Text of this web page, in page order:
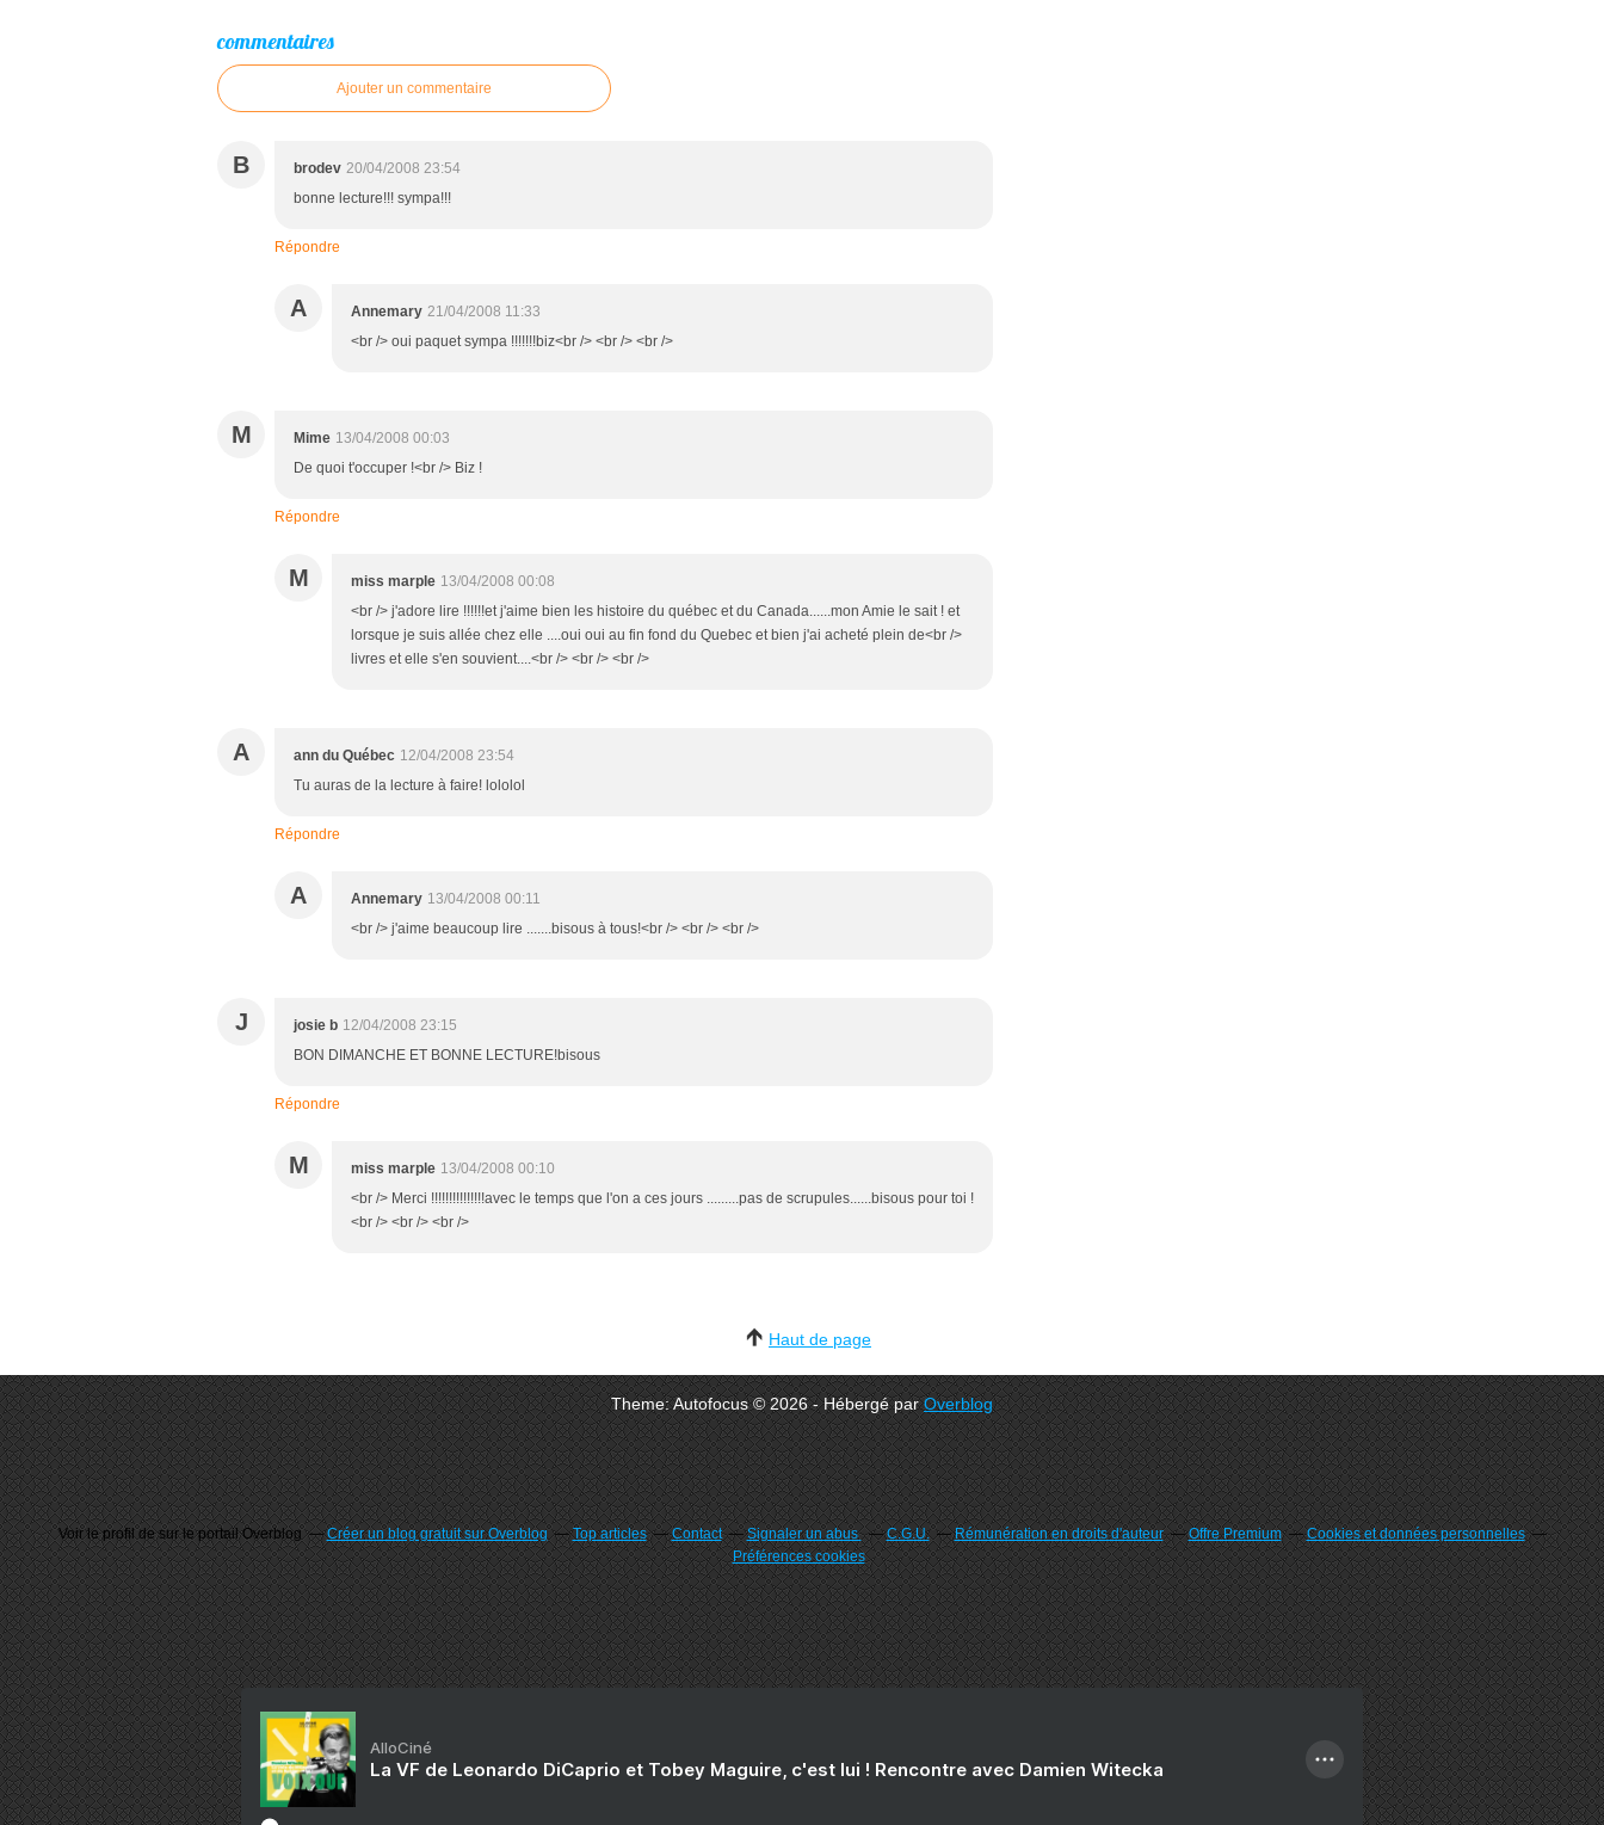
commentaires
Ajouter un commentaire
B brodev 20/04/2008 23:54
bonne lecture!!! sympa!!!
Répondre
A Annemary 21/04/2008 11:33
<br /> oui paquet sympa !!!!!!!biz<br /> <br /> <br />
M Mime 13/04/2008 00:03
De quoi t'occuper !<br /> Biz !
Répondre
M miss marple 13/04/2008 00:08
<br /> j'adore lire !!!!!!et j'aime bien les histoire du québec et du Canada......mon Amie le sait ! et
lorsque je suis allée chez elle ....oui oui au fin fond du Quebec et bien j'ai acheté plein de<br />
livres et elle s'en souvient....<br /> <br /> <br />
A ann du Québec 12/04/2008 23:54
Tu auras de la lecture à faire! lololol
Répondre
A Annemary 13/04/2008 00:11
<br /> j'aime beaucoup lire .......bisous à tous!<br /> <br /> <br />
J josie b 12/04/2008 23:15
BON DIMANCHE ET BONNE LECTURE!bisous
Répondre
M miss marple 13/04/2008 00:10
<br /> Merci !!!!!!!!!!!!!!!avec le temps que l'on a ces jours .........pas de scrupules......bisous pour toi !
<br /> <br /> <br />
Haut de page
Theme: Autofocus © 2026 - Hébergé parOverblog
Voir le profil desur le portail Overblog Créer un blog gratuit sur Overblog Top articles Contact Signaler un abus C.G.U. Rémunération en droits d'auteur Offre Premium
Cookies et données personnelles
Préférences cookies
AlloCiné
La VF de Leonardo DiCaprio et Tobey Maguire, c'est lui ! Rencontre avec Damien Witecka